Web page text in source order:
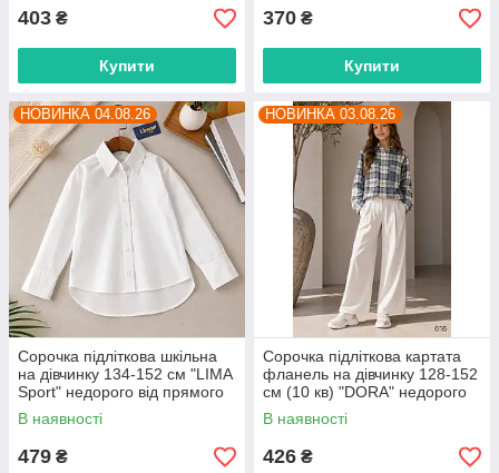
403 ₴
Купити
370 ₴
Купити
НОВИНКА 04.08.26
Сорочка підліткова шкільна
на дівчинку 134-152 см "LIMA
Sport" недорого від прямого
постачальника
В наявності
479 ₴
НОВИНКА 03.08.26
Сорочка підліткова картата
фланель на дівчинку 128-152
см (10 кв) "DORA" недорого
від прямого постачальника
В наявності
426 ₴